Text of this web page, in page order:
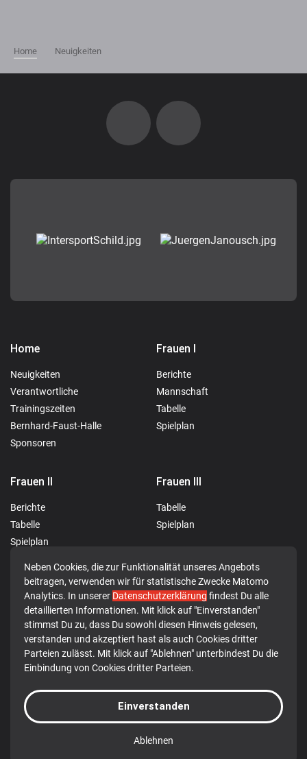
Neben Cookies, die zur Funktionalität unseres Angebots
beitragen, verwenden wir für statistische Zwecke Matomo
Analytics. In unserer Datenschutzerklärung findest Du alle
detaillierten Informationen. Mit klick auf "Einverstanden"
stimmst Du zu, dass Du sowohl diesen Hinweis gelesen,
verstanden und akzeptiert hast als auch Cookies dritter
Parteien zulässt. Mit klick auf "Ablehnen" unterbindest Du die
Einbindung von Cookies dritter Parteien.
Einverstanden
Ablehnen
Home Neuigkeiten
Home
Neuigkeiten
Verantwortliche
Trainingszeiten
Bernhard-Faust-Halle
Sponsoren
Frauen I
Berichte
Mannschaft
Tabelle
Spielplan
Frauen II
Berichte
Tabelle
Spielplan
Frauen III
Tabelle
Spielplan
Männer I
Berichte
Tabelle
Spielplan
JSG Rotenburg-
Breitenbach
Berichte
© 2026 TG 1849 Rotenburg a.d. Fulda e.V.
Datenschutz Impressum